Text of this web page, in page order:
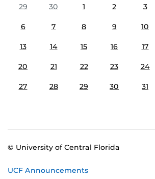
29
30 1 2 3
6 7 8 9 10
13 14 15 16 17
20 21 22 23 24
27 28 29 30 31
© University of Central Florida
UCF Announcements